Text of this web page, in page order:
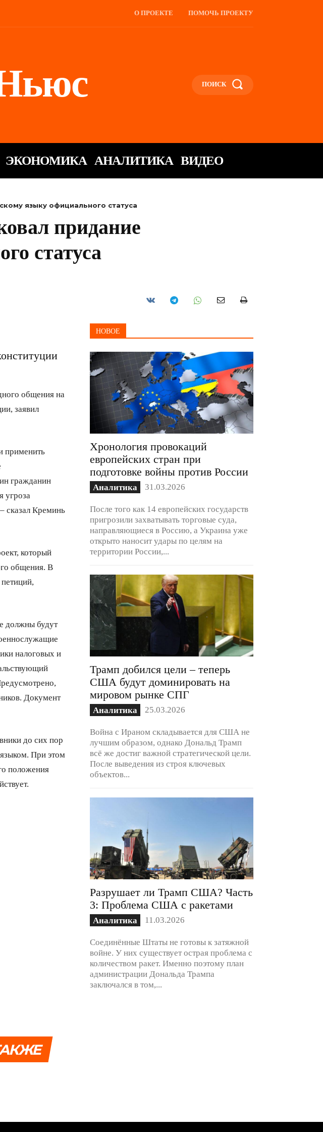
О ПРОЕКТЕ ПОМОЧЬ ПРОЕКТУ
ПОИСК
ЭКОНОМИКА АНАЛИТИКА ВИДЕО
языку официального статуса
придание
статуса
общения на
заявил
применить
гражданин
угроза
сказал Креминь
который
общения. В
должны будут
налоговых и
Документ
до сих пор
При этом
положения
НОВОЕ
Хронология провокаций
европейских стран при
подготовке войны против России
Аналитика 31.03.2026
После того как 14 европейских государств
пригрозили захватывать торговые суда,
направляющиеся в Россию, а Украина уже
открыто наносит удары по целям на
территории России,...
Трамп добился цели – теперь
США будут доминировать на
мировом рынке СПГ
Аналитика 25.03.2026
Война с Ираном складывается для США не
лучшим образом, однако Дональд Трамп
всё же достиг важной стратегической цели.
После выведения из строя ключевых
объектов...
Разрушает ли Трамп США? Часть
3: Проблема США с ракетами
Аналитика 11.03.2026
Соединённые Штаты не готовы к затяжной
войне. У них существует острая проблема с
количеством ракет. Именно поэтому план
администрации Дональда Трампа
заключался в том,...